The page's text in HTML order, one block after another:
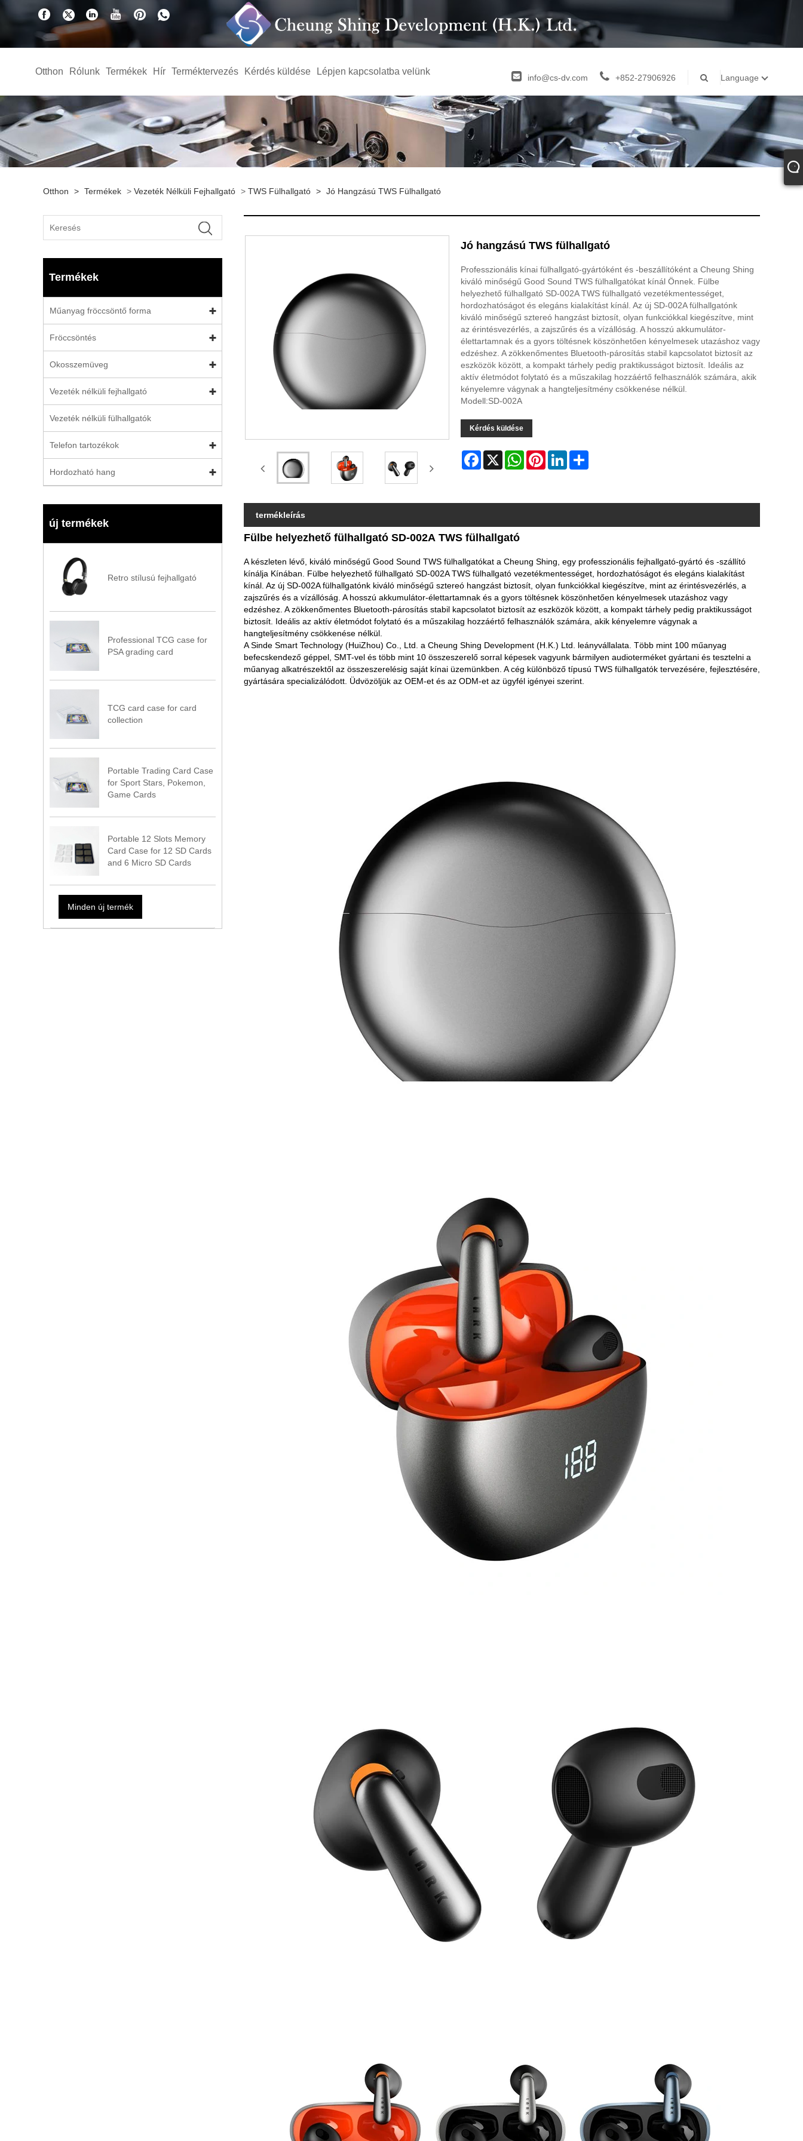
Otthon Rólunk Termékek Hír Terméktervezés Kérdés küldése Lépjen kapcsolatba velünk
info@cs-dv.com +852-27906926 Language
Otthon > Termékek > Vezeték Nélküli Fejhallgató > TWS Fülhallgató > Jó Hangzású TWS Fülhallgató
Termékek
Műanyag fröccsöntő forma
Fröccsöntés
Okosszemüveg
Vezeték nélküli fejhallgató
Vezeték nélküli fülhallgatók
Telefon tartozékok
Hordozható hang
új termékek
Retro stílusú fejhallgató
Professional TCG case for
PSA grading card
TCG card case for card
collection
Portable Trading Card Case
for Sport Stars, Pokemon,
Game Cards
Portable 12 Slots Memory
Card Case for 12 SD Cards
and 6 Micro SD Cards
Minden új termék
Jó hangzású TWS fülhallgató
Professzionális kínai fülhallgató-gyártóként és -beszállítóként a Cheung Shing
kiváló minőségű Good Sound TWS fülhallgatókat kínál Önnek. Fülbe
helyezhető fülhallgató SD-002A TWS fülhallgató vezetékmentességet,
hordozhatóságot és elegáns kialakítást kínál. Az új SD-002A fülhallgatónk
kiváló minőségű sztereó hangzást biztosít, olyan funkciókkal kiegészítve, mint
az érintésvezérlés, a zajszűrés és a vízállóság. A hosszú akkumulátor-
élettartamnak és a gyors töltésnek köszönhetően kényelmesek utazáshoz vagy
edzéshez. A zökkenőmentes Bluetooth-párosítás stabil kapcsolatot biztosít az
eszközök között, a kompakt tárhely pedig praktikusságot biztosít. Ideális az
aktív életmódot folytató és a műszakilag hozzáértő felhasználók számára, akik
kényelemre vágynak a hangteljesítmény csökkenése nélkül.
Modell:SD-002A
Kérdés küldése
Facebook
X WhatsAppPinterestLinkedInShare
termékleírás
Fülbe helyezhető fülhallgató SD-002A TWS fülhallgató
A készleten lévő, kiváló minőségű Good Sound TWS fülhallgatókat a Cheung Shing, egy professzionális fejhallgató-gyártó és -szállító
kínálja Kínában. Fülbe helyezhető fülhallgató SD-002A TWS fülhallgató vezetékmentességet, hordozhatóságot és elegáns kialakítást
kínál. Az új SD-002A fülhallgatónk kiváló minőségű sztereó hangzást biztosít, olyan funkciókkal kiegészítve, mint az érintésvezérlés, a
zajszűrés és a vízállóság. A hosszú akkumulátor-élettartamnak és a gyors töltésnek köszönhetően kényelmesek utazáshoz vagy
edzéshez. A zökkenőmentes Bluetooth-párosítás stabil kapcsolatot biztosít az eszközök között, a kompakt tárhely pedig praktikusságot
biztosít. Ideális az aktív életmódot folytató és a műszakilag hozzáértő felhasználók számára, akik kényelemre vágynak a
hangteljesítmény csökkenése nélkül.
A Sinde Smart Technology (HuiZhou) Co., Ltd. a Cheung Shing Development (H.K.) Ltd. leányvállalata. Több mint 100 műanyag
befecskendező géppel, SMT-vel és több mint 10 összeszerelő sorral képesek vagyunk bármilyen audioterméket gyártani és tesztelni a
műanyag alkatrészektől az összeszerelésig saját kínai üzemünkben. A cég különböző típusú TWS fülhallgatók tervezésére, fejlesztésére,
gyártására specializálódott. Üdvözöljük az OEM-et és az ODM-et az ügyfél igényei szerint.